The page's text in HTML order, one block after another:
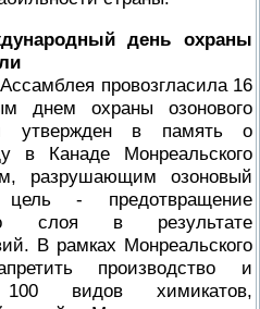
день охраны
провозгласила 16
днем охраны озонового
утвержден в память о
в Канаде Монреальского
разрушающим озоновый
- предотвращение
слоя в результате
В рамках Монреальского
производство и
видов химикатов,